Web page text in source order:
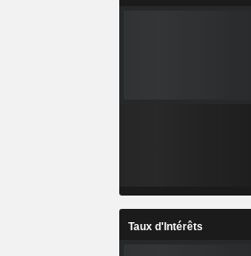
Taux d'Intérêts